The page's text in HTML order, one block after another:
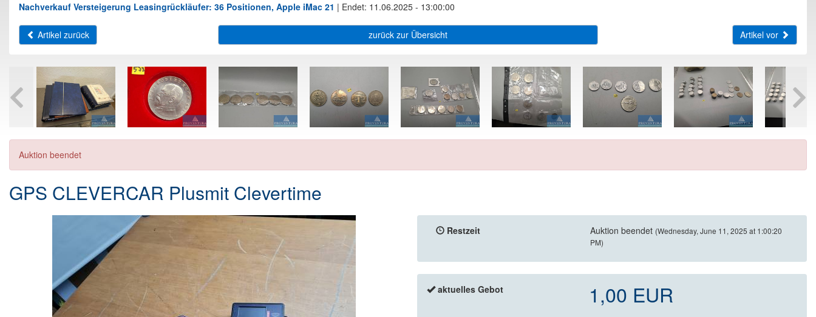
Nachverkauf Versteigerung Leasingrückläufer: 36 Positionen, Apple iMac 21 | Endet: 11.06.2025 - 13:00:00
Artikel zurück zurück zur Übersicht Artikel vor
Auktion beendet
GPS CLEVERCAR Plusmit Clevertime
Restzeit Auktion beendet (Wednesday, June 11, 2025 at 1:00:20
PM)
aktuelles Gebot 1,00 EUR